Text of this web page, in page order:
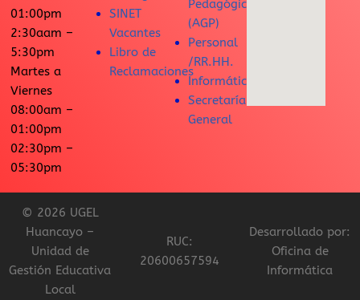
01:00pm
2:30aam –
5:30pm
Martes a
Viernes
08:00am –
01:00pm
02:30pm –
05:30pm
SINET
Vacantes
Libro de
Reclamaciones
Pedagógica
(AGP)
Personal
/RR.HH.
Informática
Secretaría
General
© 2026 UGEL
Huancayo –
Unidad de
Gestión Educativa
Local
RUC:
20600657594
Desarrollado por:
Oficina de
Informática